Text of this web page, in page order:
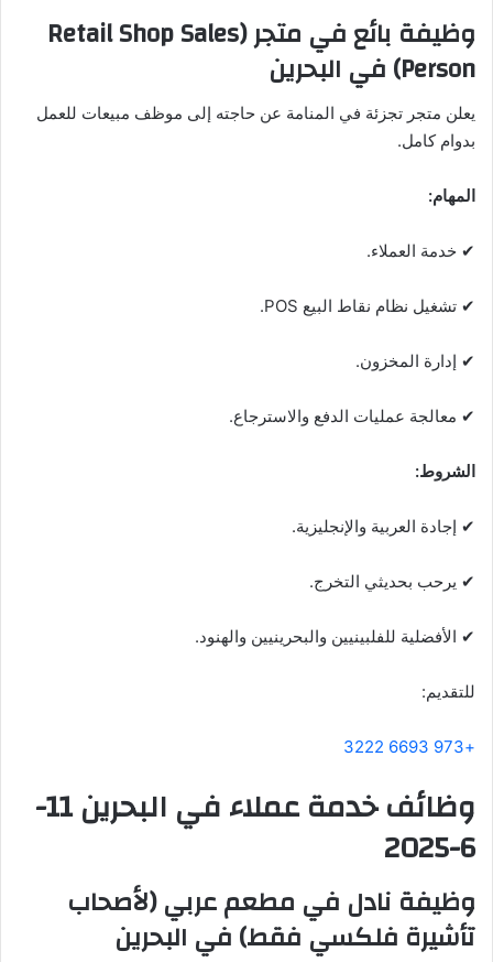
وظيفة بائع في متجر (Retail Shop Sales
Person) في البحرين
يعلن متجر تجزئة في المنامة عن حاجته إلى موظف مبيعات للعمل
بدوام كامل.
المهام:
✔ خدمة العملاء.
✔ تشغيل نظام نقاط البيع POS.
✔ إدارة المخزون.
✔ معالجة عمليات الدفع والاسترجاع.
الشروط:
✔ إجادة العربية والإنجليزية.
✔ يرحب بحديثي التخرج.
✔ الأفضلية للفلبينيين والبحرينيين والهنود.
للتقديم:
+973 6693 3222
وظائف خدمة عملاء في البحرين 11-
6-2025
وظيفة نادل في مطعم عربي (لأصحاب
تأشيرة فلكسي فقط) في البحرين